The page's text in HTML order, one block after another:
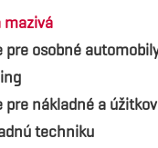
mazivá
pre osobné
pre nákladné a
techniku